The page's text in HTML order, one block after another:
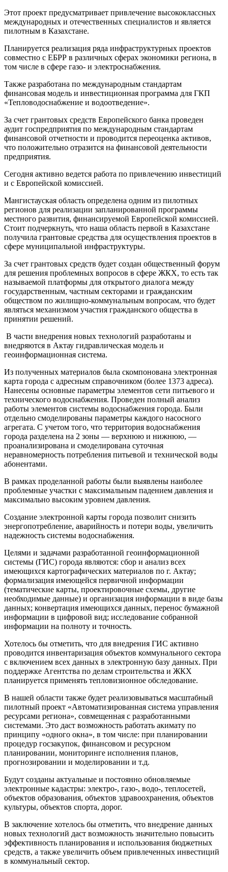
Этот проект предусматривает привлечение высококлассных
международных и отечественных специалистов и является
пилотным в Казахстане.
Планируется реализация ряда инфраструктурных проектов
совместно с ЕБРР в различных сферах экономики региона, в
том числе в сфере газо- и электроснабжения.
Также разработана по международным стандартам
финансовая модель и инвестиционная программа для ГКП
«Тепловодоснабжение и водоотведение».
За счет грантовых средств Европейского банка проведен
аудит госпредприятия по международным стандартам
финансовой отчетности и проводится переоценка активов,
что положительно отразится на финансовой деятельности
предприятия.
Сегодня активно ведется работа по привлечению инвестиций
и с Европейской комиссией.
Мангистауская область определена одним из пилотных
регионов для реализации запланированной программы
местного развития, финансируемой Европейской комиссией.
Стоит подчеркнуть, что наша область первой в Казахстане
получила грантовые средства для осуществления проектов в
сфере муниципальной инфраструктуры.
За счет грантовых средств будет создан общественный форум
для решения проблемных вопросов в сфере ЖКХ, то есть так
называемой платформы для открытого диалога между
государственным, частным секторами и гражданским
обществом по жилищно-коммунальным вопросам, что будет
являться механизмом участия гражданского общества в
принятии решений.
В части внедрения новых технологий разработаны и
внедряются в Актау гидравлическая модель и
геоинформационная система.
Из полученных материалов была скомпонована электронная
карта города с адресным справочником (более 1373 адреса).
Нанесены основные параметры элементов сети питьевого и
технического водоснабжения. Проведен полный анализ
работы элементов системы водоснабжения города. Были
отдельно смоделированы параметры каждого насосного
агрегата. С учетом того, что территория водоснабжения
города разделена на 2 зоны — верхнюю и нижнюю, —
проанализирована и смоделирована суточная
неравномерность потребления питьевой и технической воды
абонентами.
В рамках проделанной работы были выявлены наиболее
проблемные участки с максимальным падением давления и
максимально высоким уровнем давления.
Создание электронной карты города позволит снизить
энергопотребление, аварийность и потери воды, увеличить
надежность системы водоснабжения.
Целями и задачами разработанной геоинформационной
системы (ГИС) города являются: сбор и анализ всех
имеющихся картографических материалов по г. Актау;
формализация имеющейся первичной информации
(тематические карты, проектировочные схемы, другие
необходимые данные) и организация информации в виде базы
данных; конвертация имеющихся данных, перенос бумажной
информации в цифровой вид; исследование собранной
информации на полноту и точность.
Хотелось бы отметить, что для внедрения ГИС активно
проводится инвентаризация объектов коммунального сектора
с включением всех данных в электронную базу данных. При
поддержке Агентства по делам строительства и ЖКХ
планируется применять тепловизионное обследование.
В нашей области также будет реализовываться масштабный
пилотный проект «Автоматизированная система управления
ресурсами региона», совмещенная с разработанными
системами. Это даст возможность работать акимату по
принципу «одного окна», в том числе: при планировании
процедур госзакупок, финансовом и ресурсном
планировании, мониторинге исполнения планов,
прогнозировании и моделировании и т.д.
Будут созданы актуальные и постоянно обновляемые
электронные кадастры: электро-, газо-, водо-, теплосетей,
объектов образования, объектов здравоохранения, объектов
культуры, объектов спорта, дорог.
В заключение хотелось бы отметить, что внедрение данных
новых технологий даст возможность значительно повысить
эффективность планирования и использования бюджетных
средств, а также увеличить объем привлеченных инвестиций
в коммунальный сектор.